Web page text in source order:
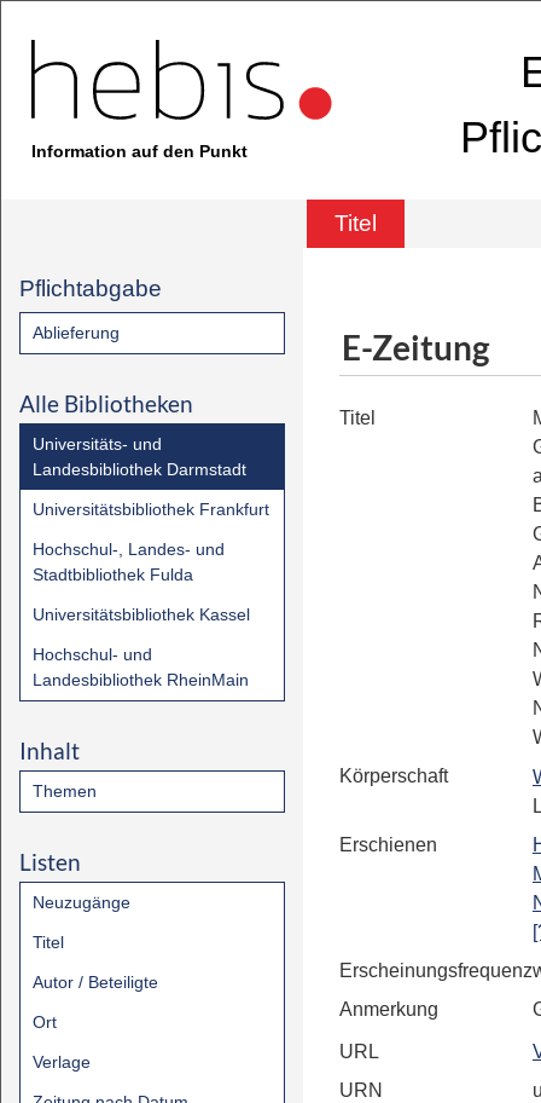
Information auf den Punkt
Titel
Pflichtabgabe
Ablieferung
Alle Bibliotheken
Universitäts- und
Landesbibliothek Darmstadt
Universitätsbibliothek Frankfurt
Hochschul-, Landes- und
Stadtbibliothek Fulda
Universitätsbibliothek Kassel
Hochschul- und
Landesbibliothek RheinMain
Inhalt
Themen
Listen
Neuzugänge
Titel
Autor / Beteiligte
Ort
Verlage
E-Zeitung
Titel
Körperschaft
Erschienen
Erscheinungsfrequenz
Anmerkung
URL
URN